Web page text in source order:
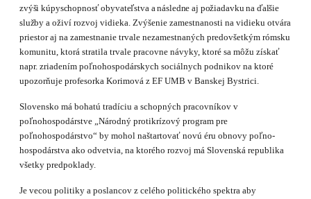
zvýši kúpyschopnosť obyvateľstva a následne aj požiadavku na ďalšie
služby a oživí rozvoj vidieka. Zvýšenie zamestnanosti na vidieku otvára
priestor aj na zamestnanie trvale nezamestnaných predovšetkým rómsku
komunitu, ktorá stratila trvale pracovne návyky, ktoré sa môžu získať
napr. zriadením poľnohospodárskych sociálnych podnikov na ktoré
upozorňuje profesorka Korimová z EF UMB v Banskej Bystrici.
Slovensko má bohatú tradíciu a schopných pracovníkov v
poľnohospodárstve „Národný protikrízový program pre
poľnohospodárstvo“ by mohol naštartovať novú éru obnovy poľno­
hospodárstva ako odvetvia, na ktorého rozvoj má Slovenská republika
všetky predpoklady.
Je vecou politiky a poslancov z celého politického spektra aby